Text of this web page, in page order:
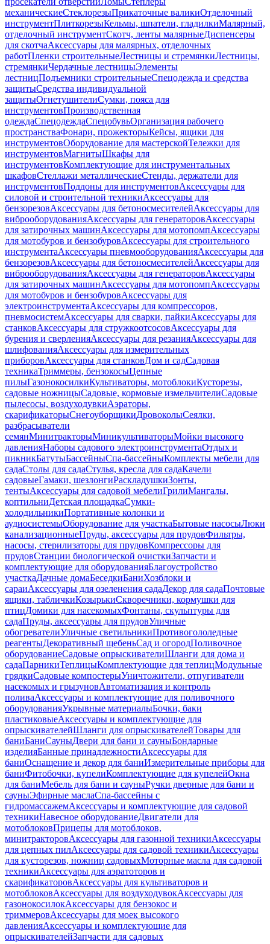
механическиеСтеклорезыПрикаточные валикиОтделочный
инструментПлиткорезыКельмы, шпатели, гладилкиМалярный,
отделочный инструментСкотч, ленты малярныеДиспенсеры
для скотчаАксессуары для малярных, отделочных
работПленки строительныеЛестницы и стремянкиЛестницы,
стремянкиЧердачные лестницыЭлементы
лестницПодъемники строительныеСпецодежда и средства
защитыСредства индивидуальной
защитыОгнетушителиСумки, пояса для
инструментовПроизводственная
одеждаСпецодеждаСпецобувьОрганизация рабочего
пространстваФонари, прожекторыКейсы, ящики для
инструментовОборудование для мастерскойТележки для
инструментовМагнитыШкафы для
инструментовКомплектующие для инструментальных
шкафовСтеллажи металлическиеСтенды, держатели для
инструментовПоддоны для инструментовАксессуары для
силовой и строительной техникиАксессуары для
бензорезовАксессуары для бетоносмесителейАксессуары для
виброоборудованияАксессуары для генераторовАксессуары
для затирочных машинАксессуары для мотопомпАксессуары
для мотобуров и бензобуровАксессуары для строительного
инструментаАксессуары пневмооборудованияАксессуары для
бензорезовАксессуары для бетоносмесителейАксессуары для
виброоборудованияАксессуары для генераторовАксессуары
для затирочных машинАксессуары для мотопомпАксессуары
для мотобуров и бензобуровАксессуары для
электроинструментаАксессуары для компрессоров,
пневмосистемАксессуары для сварки, пайкиАксессуары для
станковАксессуары для стружкоотсосовАксессуары для
бурения и сверленияАксессуары для резанияАксессуары для
шлифованияАксессуары для измерительных
приборовАксессуары для станковДом и садСадовая
техникаТриммеры, бензокосыЦепные
пилыГазонокосилкиКультиваторы, мотоблокиКусторезы,
садовые ножницыСадовые, кормовые измельчителиСадовые
пылесосы, воздуходувкиАэраторы,
скарификаторыСнегоуборщикиДровоколыСеялки,
разбрасыватели
семянМинитракторыМиникультиваторыМойки высокого
давленияНаборы садового электроинструментаОтдых и
пикникБатутыБассейныСпа-бассейныКомплекты мебели для
садаСтолы для садаСтулья, кресла для садаКачели
садовыеГамаки, шезлонгиРаскладушкиЗонты,
тентыАксессуары для садовой мебелиГрилиМангалы,
коптильниДетская площадкаСумки-
холодильникиПортативные колонки и
аудиосистемыОборудование для участкаБытовые насосыЛюки
канализационныеПруды, аксессуары для прудовФильтры,
насосы, стерилизаторы для прудовКомпрессоры для
прудовСтанции биологической очисткиЗапчасти и
комплектующие для оборудованияБлагоустройство
участкаДачные домаБеседкиБаниХозблоки и
сараиАксессуары для озеленения садаДекор для садаПочтовые
ящики, табличкиКозырькиСкворечники, кормушки для
птицДомики для насекомыхФонтаны, скульптуры для
садаПруды, аксессуары для прудовУличные
обогревателиУличные светильникиПротивогололедные
реагентыДекоративный щебеньСад и огородПоливочное
оборудованиеСадовые опрыскивателиШланги для дома и
садаПарникиТеплицыКомплектующие для теплицМодульные
грядкиСадовые компостерыУничтожители, отпугиватели
насекомых и грызуновАвтоматизация и контроль
поливаАксессуары и комплектующие для поливочного
оборудованияУкрывные материалыБочки, баки
пластиковыеАксессуары и комплектующие для
опрыскивателейШланги для опрыскивателейТовары для
баниБаниСауныДвери для бани и сауныБондарные
изделияБанные принадлежностиАксессуары для
баниОснащение и декор для баниИзмерительные приборы для
баниФитобочки, купелиКомплектующие для купелейОкна
для баниМебель для бани и сауныРучки дверные для бани и
сауныЭфирные маслаСпа-бассейны с
гидромассажемАксессуары и комплектующие для садовой
техникиНавесное оборудованиеДвигатели для
мотоблоковПрицепы для мотоблоков,
минитракторовАксессуары для газонной техникиАксессуары
для цепных пилАксессуары для садовой техникиАксессуары
для кусторезов, ножниц садовыхМоторные масла для садовой
техникиАксессуары для аэратоторов и
скарификаторовАксессуары для культиваторов и
мотоблоковАксессуары для воздуходувокАксессуары для
газонокосилокАксессуары для бензокос и
триммеровАксессуары для моек высокого
давленияАксессуары и комплектующие для
опрыскивателейЗапчасти для садовых